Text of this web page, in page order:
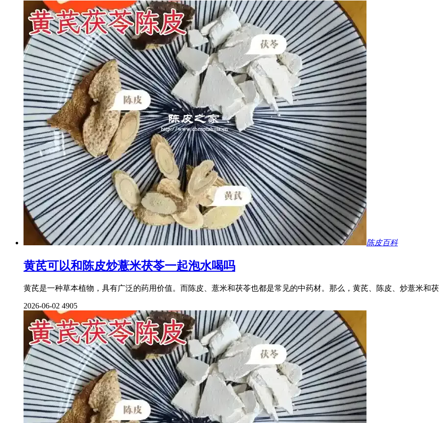
陈皮百科
黄芪可以和陈皮炒薏米茯苓一起泡水喝吗
黄芪是一种草本植物，具有广泛的药用价值。而陈皮、薏米和茯苓也都是常见的中药材。那么，黄芪、陈皮、炒薏米和
2026-06-02 4905